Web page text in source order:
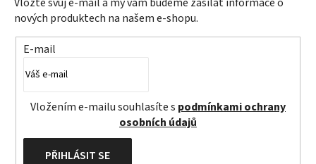
nových produktech na našem e-shopu.
E-mail
Vložením e-mailu souhlasíte s podmínkami ochrany
osobních údajů
PŘIHLÁSIT SE